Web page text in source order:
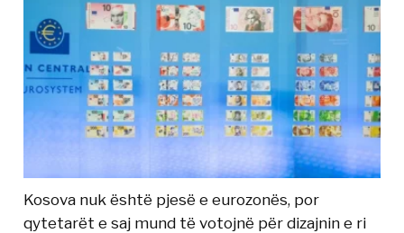
Kosova nuk është pjesë e eurozonës, por
qytetarët e saj mund të votojnë për dizajnin e ri